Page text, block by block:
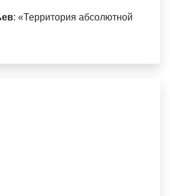
: «Территория абсолютной